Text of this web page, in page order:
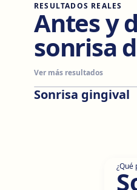
RESULTADOS REALES
Antes y
sonrisa
Ver más resultados
Antes
Sonrisa gingival
¿Qué